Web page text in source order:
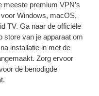
meeste premium VPN’s
Windows, macOS,
TV. Ga naar de officiële
store van je apparaat om
installatie in met de
Zorg ervoor
de benodigde